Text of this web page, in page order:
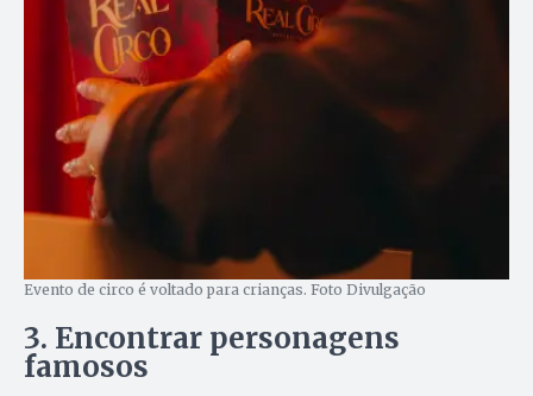
Evento de circo é voltado para crianças. Foto Divulgação
3. Encontrar personagens
famosos